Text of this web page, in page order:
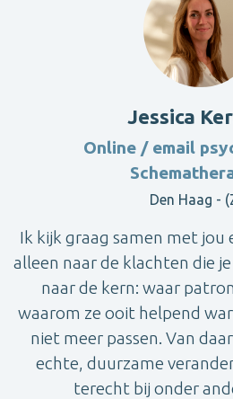
Jessica
Online / email
Den Haag -
Ik kijk graag samen met jou
alleen naar de klachten die
naar de kern: waar
waarom ze ooit helpend
niet meer passen. Van
echte, duurzame
terecht bij onder